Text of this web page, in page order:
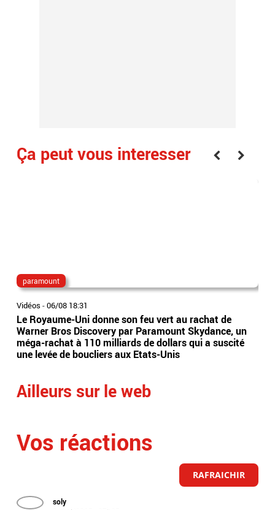
Ça peut vous interesser
paramount
Vidéos -06/08 18:31
Le Royaume-Uni donne son feu vert au rachat de
Warner Bros Discovery par Paramount Skydance, un
méga-rachat à 110 milliards de dollars qui a suscité
une levée de boucliers aux Etats-Unis
Ailleurs sur le web
Vos réactions
RAFRAICHIR
soly